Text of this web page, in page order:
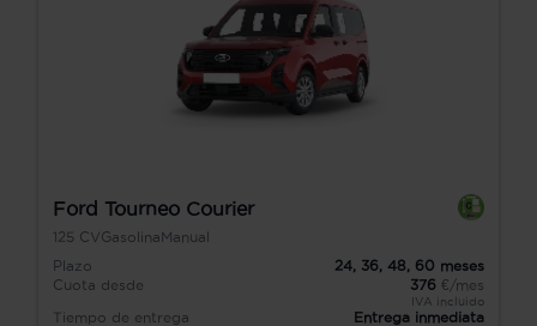
Ford Tourneo Courier
125 CVGasolinaManual
Plazo
24, 36, 48, 60 meses
Cuota desde
376 €/mes
IVA incluido
Tiempo de entrega Entrega inmediata